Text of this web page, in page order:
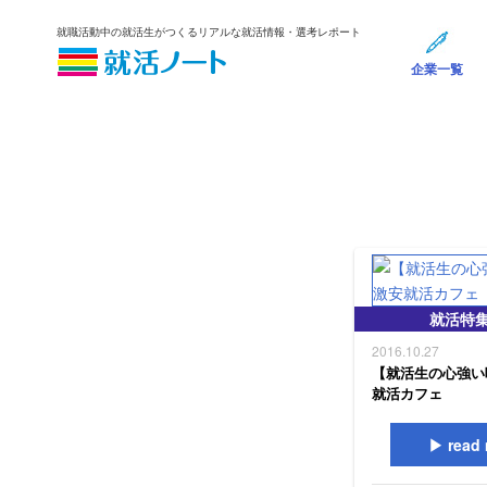
就職活動中の就活生がつくるリアルな就活情報・選考レポート
企業一覧
就活特
2016.10.27
【就活生の心強
就活カフェ
read